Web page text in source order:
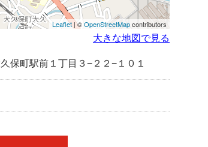
Leaflet | ©OpenStreetMapcontributors
大きな地図で見る
保町駅前１丁目３−２２−１０１